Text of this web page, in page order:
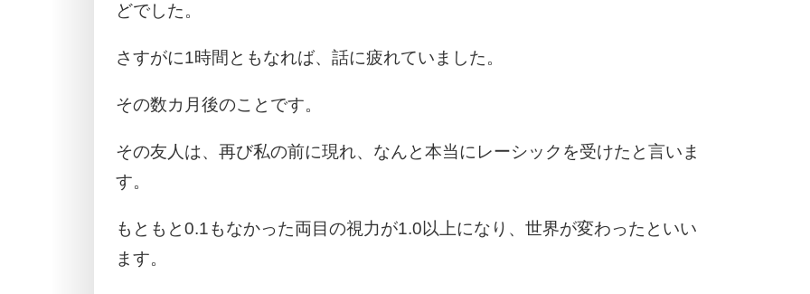
どでした。
さすがに1時間ともなれば、話に疲れていました。
その数カ月後のことです。
その友人は、再び私の前に現れ、なんと本当にレーシックを受けたと言いま
す。
もともと0.1もなかった両目の視力が1.0以上になり、世界が変わったといい
ます。